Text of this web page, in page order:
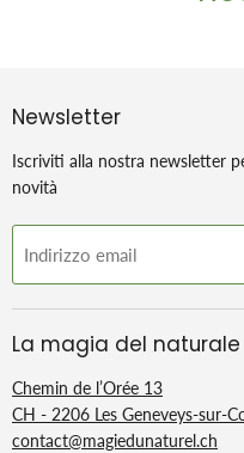
Newsletter
Iscriviti alla nostra newsletter
novità
Indirizzo email
La magia del naturale
Chemin de l’Orée 13
CH - 2206 Les Geneveys-sur-
contact@magiedunaturel.ch